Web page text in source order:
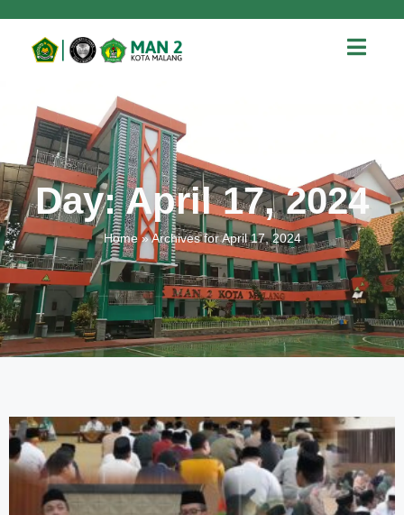
Day: April 17, 2024
Home»Archives for April 17, 2024